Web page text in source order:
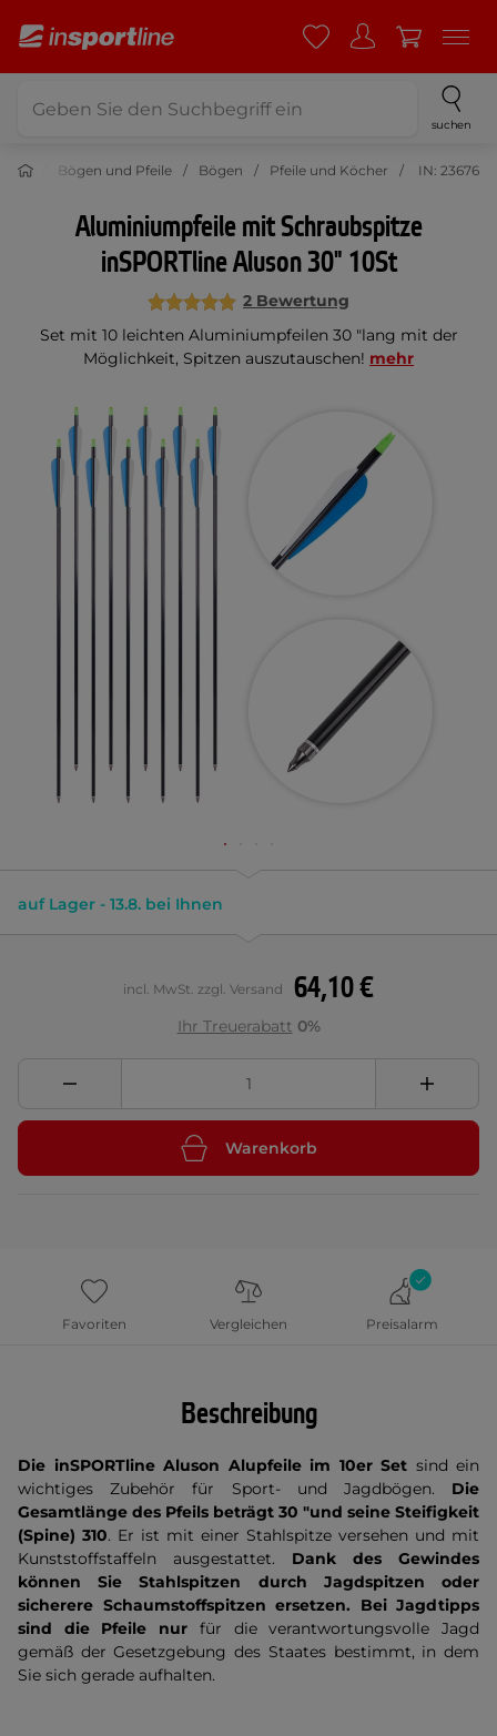
suchen
Bögen und Pfeile Bögen Pfeile und Köcher IN: 23676
Aluminiumpfeile mit Schraubspitze
inSPORTline Aluson 30" 10St
2 Bewertung
Set mit 10 leichten Aluminiumpfeilen 30 "lang mit der
Möglichkeit, Spitzen auszutauschen! mehr
auf Lager - 13.8. bei Ihnen
64,10 €
incl. MwSt. zzgl. Versand
Ihr Treuerabatt 0%
Warenkorb
Favoriten Vergleichen Preisalarm
Beschreibung
Die inSPORTline Aluson Alupfeile im 10er Set sind ein
wichtiges Zubehör für Sport- und Jagdbögen. Die
Gesamtlänge des Pfeils beträgt 30 "und seine Steifigkeit
(Spine) 310. Er ist mit einer Stahlspitze versehen und mit
Kunststoffstaffeln ausgestattet. Dank des Gewindes
können Sie Stahlspitzen durch Jagdspitzen oder
sicherere Schaumstoffspitzen ersetzen. Bei Jagdtipps
sind die Pfeile nur für die verantwortungsvolle Jagd
gemäß der Gesetzgebung des Staates bestimmt, in dem
Sie sich gerade aufhalten.